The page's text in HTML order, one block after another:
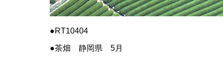
RT10404
茶畑 静岡県 5月